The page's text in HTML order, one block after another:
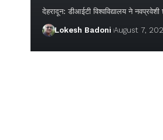
देहरादून: डीआईटी विश्वविद्यालय ने
Lokesh Badoni August 7,